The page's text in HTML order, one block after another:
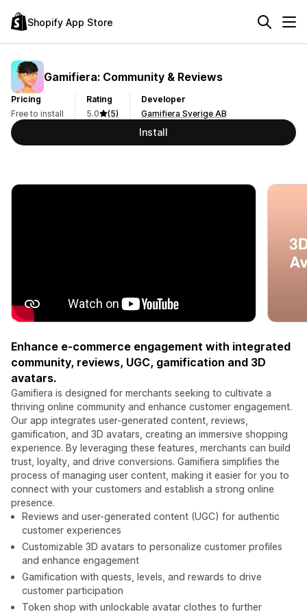
Shopify App Store
Gamifiera: Community & Reviews
Pricing
Free to install
Rating
5.0
(5)
Developer
Gamifiera Sverige AB
Install
Enhance e-commerce engagement with integrated
community, reviews, UGC, gamification and 3D
avatars.
Gamifiera is designed for merchants seeking to cultivate a
thriving online community and enhance customer engagement.
Our app integrates user-generated content, reviews,
gamification, and 3D avatars, creating an immersive shopping
experience. By leveraging these features, merchants can build
trust, loyalty, and drive conversions. Gamifiera simplifies the
process of managing user content, making it easier for you to
connect with your customers and establish a strong online
presence.
Reviews and user-generated content (UGC) for authentic
customer experiences
Customizable 3D avatars to personalize customer profiles
and enhance engagement
Gamification with quests, levels, and rewards to drive
customer participation
Token shop with unlockable avatar clothes to further